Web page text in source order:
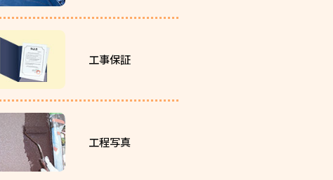
工事保証
工程写真